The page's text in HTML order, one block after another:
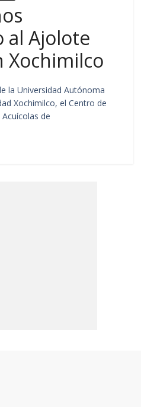
al Ajolote
Xochimilco
la Universidad Autónoma
Xochimilco, el Centro de
de